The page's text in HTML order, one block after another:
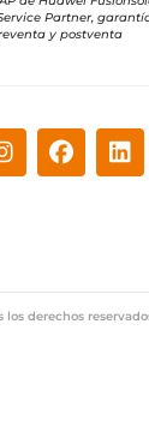
Partner,
y postventa
los derechos